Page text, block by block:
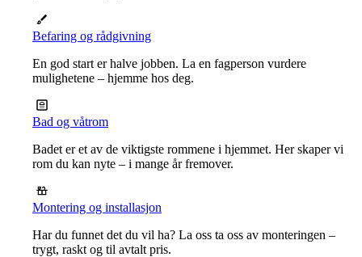
Befaring og rådgivning
En god start er halve jobben. La en fagperson vurdere
mulighetene – hjemme hos deg.
Bad og våtrom
Badet er et av de viktigste rommene i hjemmet. Her skaper vi
rom du kan nyte – i mange år fremover.
Montering og installasjon
Har du funnet det du vil ha? La oss ta oss av monteringen –
trygt, raskt og til avtalt pris.